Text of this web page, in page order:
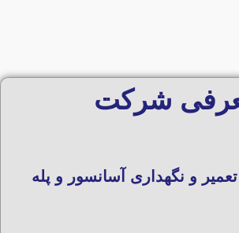
شرکت
و نگهداری آسانسور و پله